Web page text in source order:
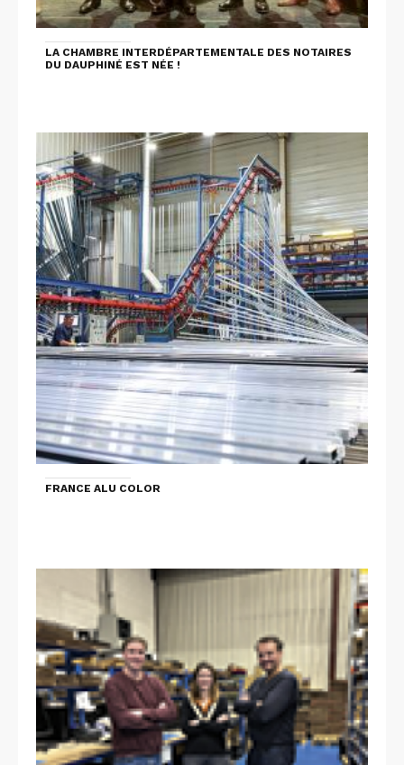
LA CHAMBRE INTERDÉPARTEMENTALE DES NOTAIRES
DU DAUPHINÉ EST NÉE !
FRANCE ALU COLOR